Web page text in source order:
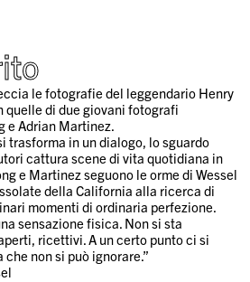
le fotografie del leggendario Henry
di due giovani fotografi
e Adrian Martinez.
trasforma in un dialogo, lo sguardo
cattura scene di vita quotidiana in
e Martinez seguono le orme di Wessel
della California alla ricerca di
momenti di ordinaria perfezione.
sensazione fisica. Non si sta
ricettivi. A un certo punto ci si
non si può ignorare.”